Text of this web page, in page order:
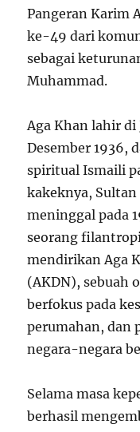
Pangeran Karim
ke-49 dari
sebagai
Muhammad.
Aga Khan lahir di
Desember 1936,
spiritual Ismaili
kakeknya,
meninggal pada
seorang
mendirikan Aga
(AKDN), sebuah
berfokus pada
perumahan, dan
negara-negara
Selama masa
berhasil